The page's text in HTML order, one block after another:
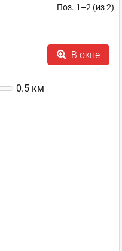
Поз. 1–2 (из 2)
В окне
0.5 км